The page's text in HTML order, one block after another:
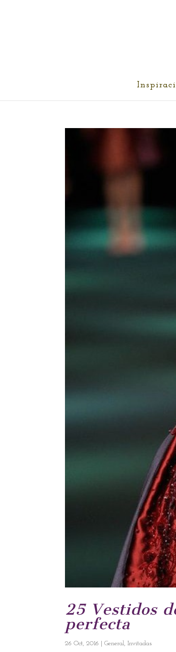
25 Vestidos
perfecta
26 Oct, 2016 |General,Invitadas